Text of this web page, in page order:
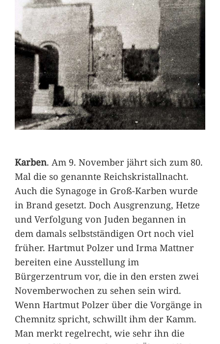
Karben. Am 9. November jährt sich zum 80.
Mal die so genannte Reichskristallnacht.
Auch die Synagoge in Groß-Karben wurde
in Brand gesetzt. Doch Ausgrenzung, Hetze
und Verfolgung von Juden begannen in
dem damals selbstständigen Ort noch viel
früher. Hartmut Polzer und Irma Mattner
bereiten eine Ausstellung im
Bürgerzentrum vor, die in den ersten zwei
Novemberwochen zu sehen sein wird.
Wenn Hartmut Polzer über die Vorgänge in
Chemnitz spricht, schwillt ihm der Kamm.
Man merkt regelrecht, wie sehr ihn die